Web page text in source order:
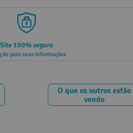
Site 100% seguro
para suas informações
O que os outros estão
vendo